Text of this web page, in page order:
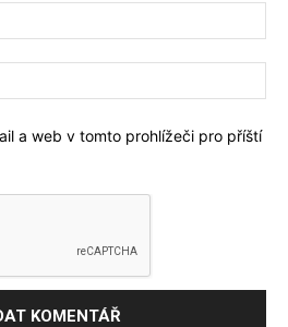
a web v tomto prohlížeči pro příští